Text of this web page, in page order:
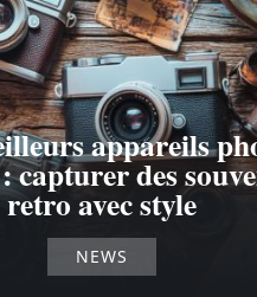
appareils
capturer des
retro avec style
NEWS